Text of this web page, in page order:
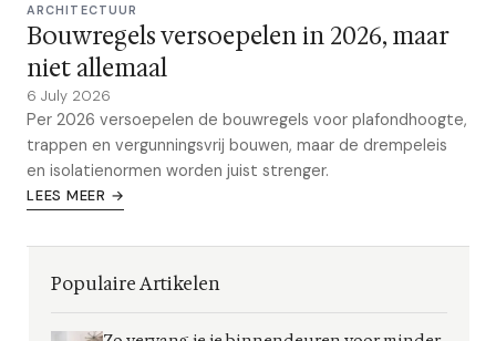
ARCHITECTUUR
Bouwregels versoepelen in 2026, maar
niet allemaal
6 July 2026
Per 2026 versoepelen de bouwregels voor plafondhoogte,
trappen en vergunningsvrij bouwen, maar de drempeleis
en isolatienormen worden juist strenger.
LEES MEER →
Populaire Artikelen